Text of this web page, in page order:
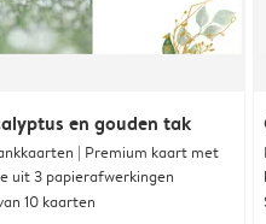
en gouden tak
| Premium kaart met
uit 3 papierafwerkingen
10 kaarten